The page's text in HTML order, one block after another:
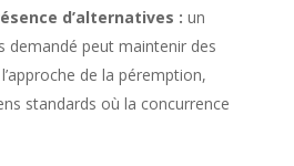
d’alternatives : un
demandé peut maintenir des
de la péremption,
standards où la concurrence